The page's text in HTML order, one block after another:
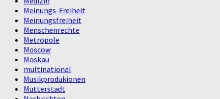
Meinungs-Freiheit
Meinungsfreiheit
Menschenrechte
Metropole
Moscow
Moskau
multinational
Musikprodukionen
Mutterstadt